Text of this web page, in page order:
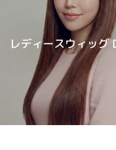
レディースウィッグ